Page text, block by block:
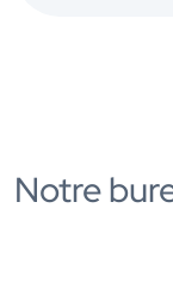
Notre